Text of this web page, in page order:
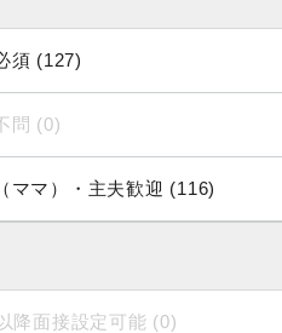
須 (127)
問 (0)
ママ）・主夫歓迎 (116)
降面接設定可能 (0)